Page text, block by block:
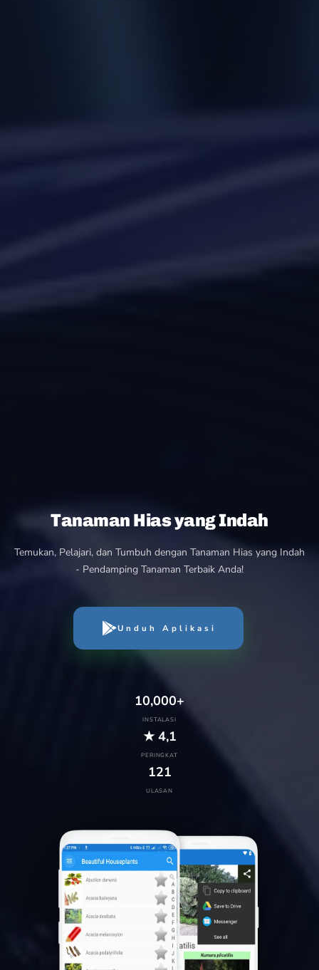
Tanaman Hias yang Indah
Temukan, Pelajari, dan Tumbuh dengan Tanaman Hias yang Indah
- Pendamping Tanaman Terbaik Anda!
Unduh Aplikasi
10,000+
INSTALASI
★ 4,1
PERINGKAT
121
ULASAN